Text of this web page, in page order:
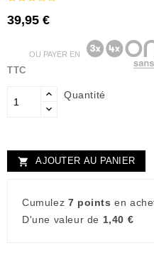
39,95 €
TTC
OU PAYER EN
Quantité
 AJOUTER AU PANIER
Cumulez 7 points en
D'une valeur de 1,40 €